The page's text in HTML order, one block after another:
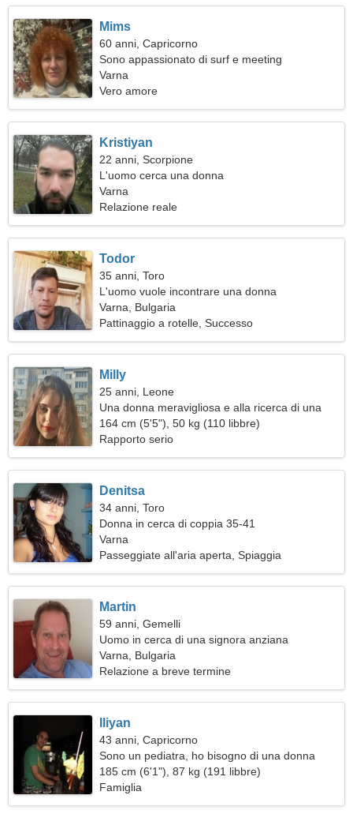
Mims
60 anni, Capricorno
Sono appassionato di surf e meeting
Varna
Vero amore
Kristiyan
22 anni, Scorpione
L'uomo cerca una donna
Varna
Relazione reale
Todor
35 anni, Toro
L'uomo vuole incontrare una donna
Varna, Bulgaria
Pattinaggio a rotelle, Successo
Milly
25 anni, Leone
Una donna meravigliosa e alla ricerca di una
relazione appassionata
164 cm (5'5"), 50 kg (110 libbre)
Rapporto serio
Denitsa
34 anni, Toro
Donna in cerca di coppia 35-41
Varna
Passeggiate all'aria aperta, Spiaggia
Martin
59 anni, Gemelli
Uomo in cerca di una signora anziana
Varna, Bulgaria
Relazione a breve termine
Iliyan
43 anni, Capricorno
Sono un pediatra, ho bisogno di una donna
graziosa
185 cm (6'1"), 87 kg (191 libbre)
Famiglia